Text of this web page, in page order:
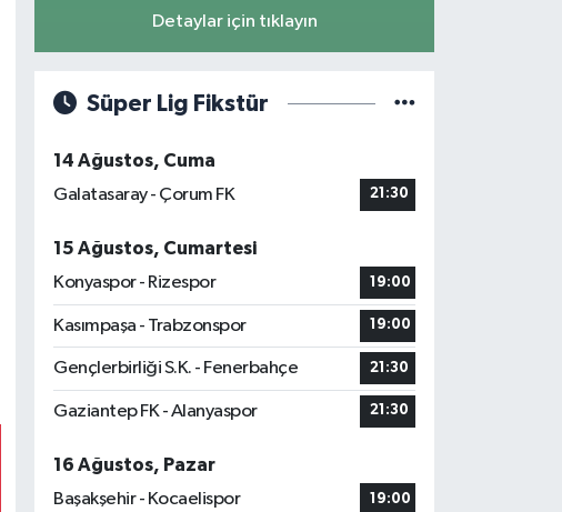
Detaylar için tıklayın
Süper Lig Fikstür
14 Ağustos, Cuma
Galatasaray - Çorum FK
21:30
15 Ağustos, Cumartesi
Konyaspor - Rizespor
19:00
Kasımpaşa - Trabzonspor 19:00
Gençlerbirliği S.K. - Fenerbahçe 21:30
Gaziantep FK - Alanyaspor 21:30
16 Ağustos, Pazar
Başakşehir - Kocaelispor
19:00